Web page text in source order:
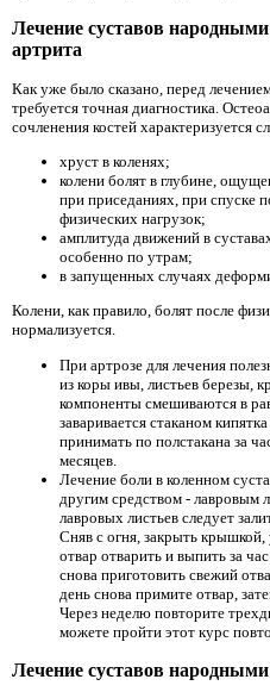
Лечение суставов
артрита
Как уже было сказано, перед
требуется точная диагностика.
сочленения костей
хруст в коленях;
колени болят в глубине,
при приседаниях, при спуске
физических нагрузок;
амплитуда движений в
особенно по утрам;
в запущенных случаях
Колени, как правило, болят после
нормализуется.
При артрозе для лечения
из коры ивы, листьев березы,
компоненты смешиваются в
заваривается стаканом
принимать по полстакана за
месяцев.
Лечение боли в коленном
другим средством - лавровым
лавровых листьев следует
Сняв с огня, закрыть крышкой,
отвар отварить и выпить за
снова приготовить свежий
день снова примите отвар,
Через неделю повторите
можете пройти этот курс
Лечение суставов